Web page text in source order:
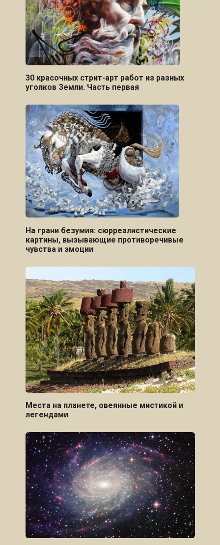
30 красочных стрит-арт работ из разных
уголков Земли. Часть первая
На грани безумия: сюрреалистические
картины, вызывающие противоречивые
чувства и эмоции
Места на планете, овеянные мистикой и
легендами